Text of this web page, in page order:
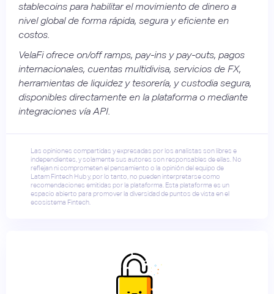
stablecoins para habilitar el movimiento de dinero a
nivel global de forma rápida, segura y eficiente en
costos.
VelaFi ofrece on/off ramps, pay-ins y pay-outs, pagos
internacionales, cuentas multidivisa, servicios de FX,
herramientas de liquidez y tesorería, y custodia segura,
disponibles directamente en la plataforma o mediante
integraciones vía API.
Las opiniones compartidas y expresadas por los analistas son libres e
independientes, y solamente sus autores son responsables de ellas. No
reflejan ni comprometen el pensamiento o la opinión del equipo de
Latam Fintech Hub y, por lo tanto, no pueden interpretarse como
recomendaciones emitidas por la plataforma. Esta plataforma es un
espacio abierto para promover la diversidad de puntos de vista en el
ecosistema Fintech.